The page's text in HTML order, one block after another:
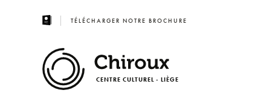
TÉLÉCHARGER NOTRE BROCHURE
CENTRE CULTUREL - LIÈGE